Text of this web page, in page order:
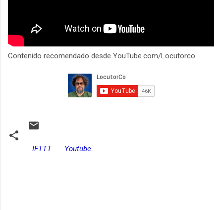
Contenido recomendado desde YouTube.com/Locutorco
IFTTT Youtube